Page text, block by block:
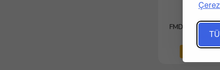
FMD-5000
Sealing
Tüm